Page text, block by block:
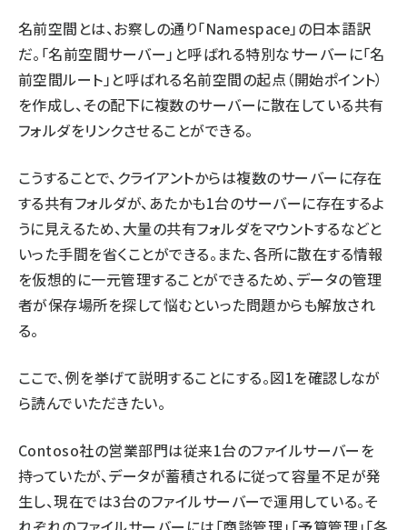
名前空間とは、お察しの通り「Namespace」の日本語訳
だ。「名前空間サーバー」と呼ばれる特別なサーバーに「名
前空間ルート」と呼ばれる名前空間の起点（開始ポイント）
を作成し、その配下に複数のサーバーに散在している共有
フォルダをリンクさせることができる。
こうすることで、クライアントからは複数のサーバーに存在
する共有フォルダが、あたかも1台のサーバーに存在するよ
うに見えるため、大量の共有フォルダをマウントするなどと
いった手間を省くことができる。また、各所に散在する情報
を仮想的に一元管理することができるため、データの管理
者が保存場所を探して悩むといった問題からも解放され
る。
ここで、例を挙げて説明することにする。図1を確認しなが
ら読んでいただきたい。
Contoso社の営業部門は従来1台のファイルサーバーを
持っていたが、データが蓄積されるに従って容量不足が発
生し、現在では3台のファイルサーバーで運用している。そ